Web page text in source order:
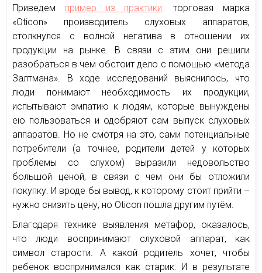
Приведем пример из практики: торговая марка
«Oticon» производитель слуховых аппаратов,
столкнулся с волной негатива в отношении их
продукции на рынке. В связи с этим они решили
разобраться в чем обстоит дело с помощью «метода
Залтмана». В ходе исследований выяснилось, что
люди понимают необходимость их продукции,
испытывают эмпатию к людям, которые вынуждены
ею пользоваться и одобряют сам выпуск слуховых
аппаратов. Но не смотря на это, сами потенциальные
потребители (а точнее, родители детей у которых
проблемы со слухом) выразили недовольство
большой ценой, в связи с чем они бы отложили
покупку. И вроде бы вывод, к которому стоит прийти –
нужно снизить цену, но Oticon пошла другим путём.
Благодаря технике выявления метафор, оказалось,
что люди воспринимают слуховой аппарат, как
символ старости. А какой родитель хочет, чтобы
ребенок воспринимался как старик. И в результате